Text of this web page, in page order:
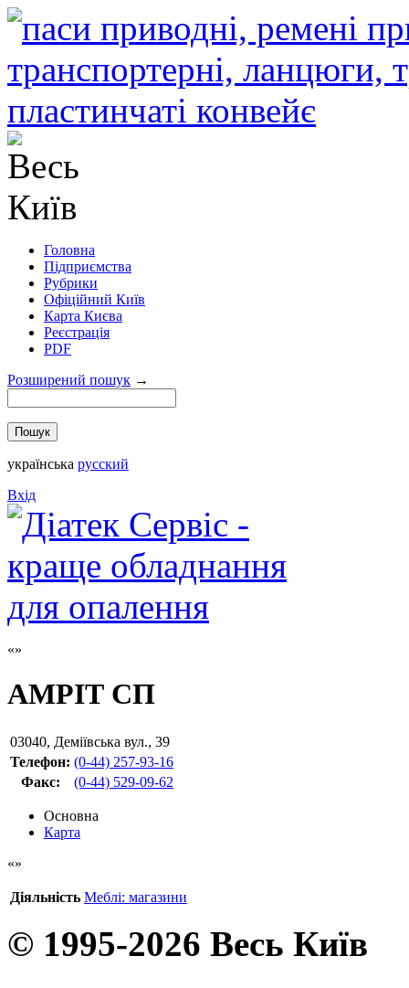
Головна
Підприємства
Рубрики
Офіційний Київ
Карта Києва
Реєстрація
PDF
Розширений пошук →
українська русский
Вхід
АМРІТ СП
03040, Деміївська вул., 39
Телефон: (0-44) 257-93-16
Факс: (0-44) 529-09-62
Основна
Карта
Діяльність Меблі: магазини
© 1995-2026 Весь Київ